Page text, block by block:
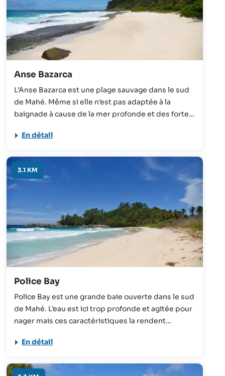
Anse Bazarca
L’Anse Bazarca est une plage sauvage dans le sud
de Mahé. Même si elle n’est pas adaptée à la
baignade à cause de la mer profonde et des fortes
pour la photographie et permet de découvrir la
En détail
3.1 KM
Police Bay
Police Bay est une grande baie ouverte dans le sud
de Mahé. L’eau est ici trop profonde et agitée pour
nager mais ces caractéristiques la rendent
spectaculaire et vaut le détour pour les
En détail